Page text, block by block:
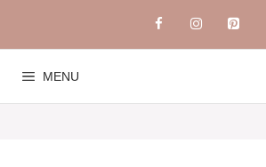
content
MENU